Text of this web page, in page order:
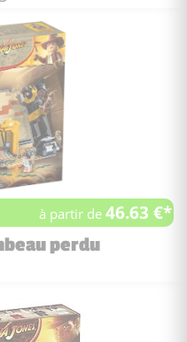
à partir de46.63 €*
perdu
:
: